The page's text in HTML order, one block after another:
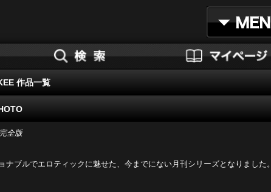
作品一覧
全版
ブルでエロティックに魅せた、今までにない月刊シリーズとなりました。